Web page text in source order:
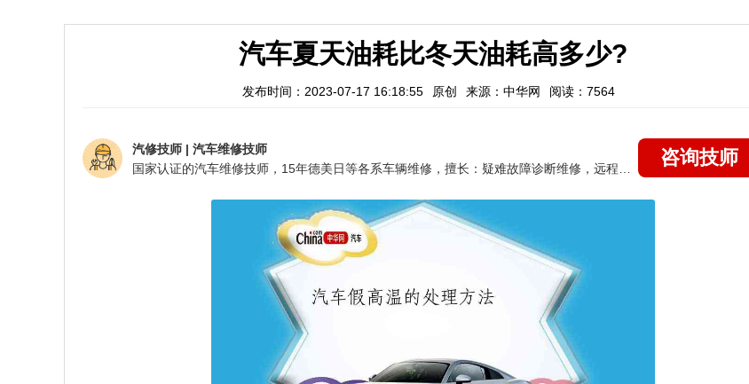
汽车夏天油耗比冬天油耗高多少?
发布时间：2023-07-17 16:18:55 原创 来源：中华网 阅读：7564
汽修技师 | 汽车维修技师
咨询技师